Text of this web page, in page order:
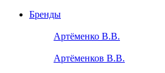
Бренды
Артёменко В.В.
Артёменков В.В.